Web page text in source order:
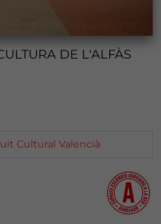
DE L'ALFÀS
Cultural Valencià